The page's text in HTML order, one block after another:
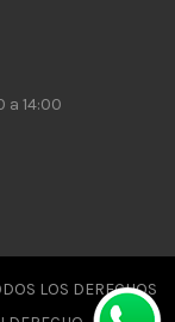
a 14:00
LOS DERECHOS